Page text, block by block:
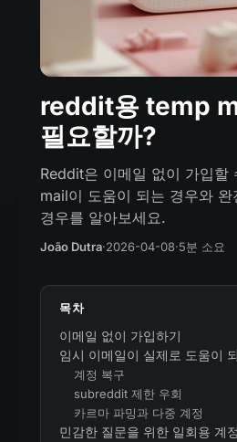
reddit용 temp
필요할까?
Reddit은 이메일 없이 가입할
mail이 도움이 되는 경우와
경우를 알아보세요.
João Dutra·2026-04-08·5분 소요
목차
이메일 없이 가입하기
임시 이메일이 실제로 도움이
계정 복구
subreddit 제한 우회
카르마 파밍과 다중 계정
민감한 질문을 위한 일회용 계정